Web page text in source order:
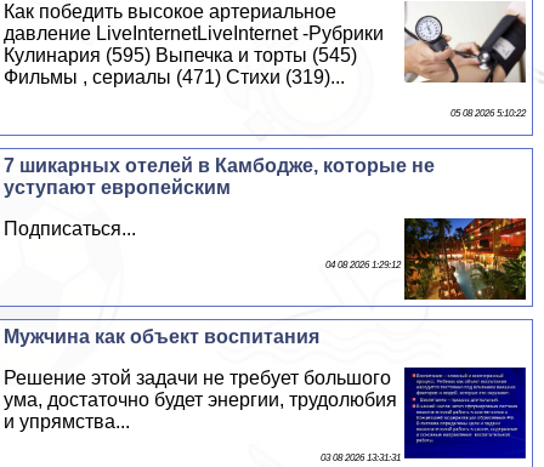
Как победить высокое артериальное
давление LiveInternetLiveInternet -Рубрики
Кулинария (595) Выпечка и торты (545)
Фильмы , сериалы (471) Стихи (319)...
05 08 2026 5:10:22
7 шикарных отелей в Камбодже, которые не
уступают европейским
Подписаться...
04 08 2026 1:29:12
Мужчина как объект воспитания
Решение этой задачи не требует большого
ума, достаточно будет энергии, трудолюбия
и упрямства...
03 08 2026 13:31:31